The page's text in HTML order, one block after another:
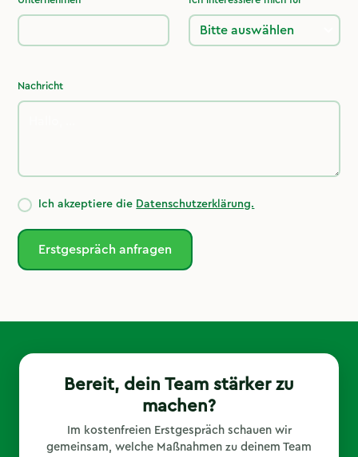
Nachricht
Ich akzeptiere die Datenschutzerklärung.
Bereit, dein Team stärker zu
machen?
Im kostenfreien Erstgespräch schauen wir
gemeinsam, welche Maßnahmen zu deinem Team